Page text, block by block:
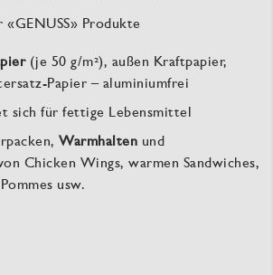
Produkte
(je 50 g/m²), außen Kraftpapier,
Papier – aluminiumfrei
sich für fettige Lebensmittel
Warmhalten und
Chicken Wings, warmen Sandwiches,
usw.